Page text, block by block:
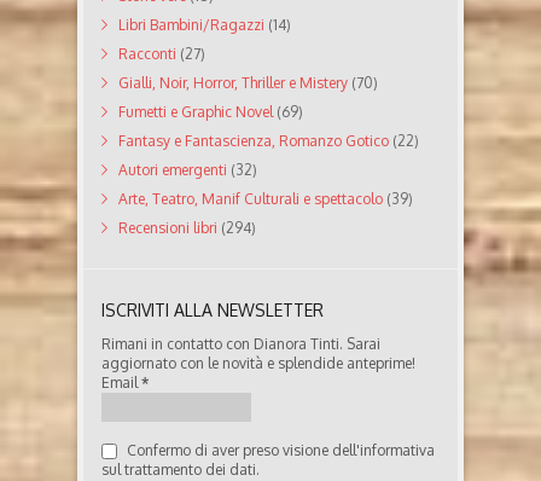
Libri Bambini/Ragazzi (14)
Racconti (27)
Gialli, Noir, Horror, Thriller e Mistery (70)
Fumetti e Graphic Novel(69)
Fantasy e Fantascienza, Romanzo Gotico (22)
Autori emergenti (32)
Arte, Teatro, Manif Culturali e spettacolo (39)
Recensioni libri (294)
ISCRIVITI ALLA NEWSLETTER
Rimani in contatto con Dianora Tinti. Sarai
aggiornato con le novità e splendide anteprime!
Email*
Confermo di aver preso visione dell'informativa
sul trattamento dei dati.